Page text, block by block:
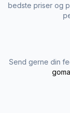
bedste priser og
Send gerne din